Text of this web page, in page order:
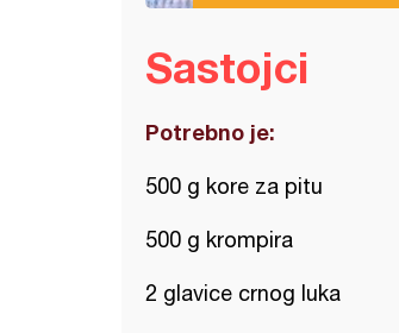
Sastojci
Potrebno je:
500 g kore za pitu
500 g krompira
2 glavice crnog luka